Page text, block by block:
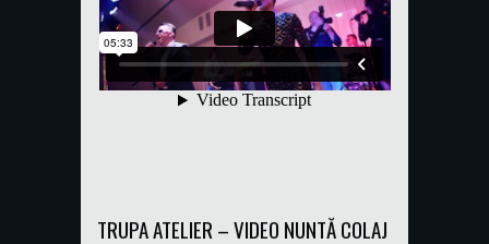
TRUPA ATELIER – VIDEO NUNTĂ COLAJ